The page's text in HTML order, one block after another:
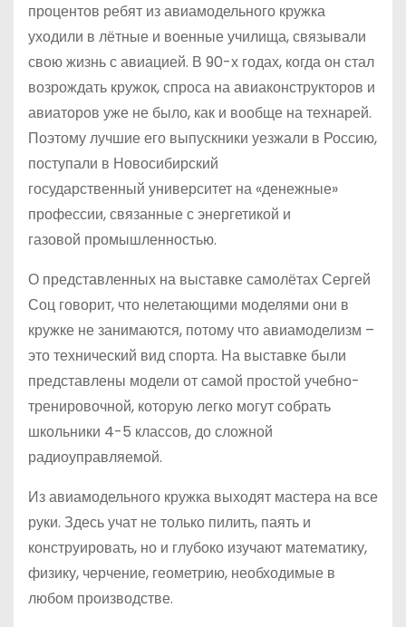
процентов ребят из авиамодельного кружка
уходили в лётные и военные училища, связывали
свою жизнь с авиацией. В 90-х годах, когда он стал
возрождать кружок, спроса на авиаконструкторов и
авиаторов уже не было, как и вообще на технарей.
Поэтому лучшие его выпускники уезжали в Россию,
поступали в Новосибирский
государственный университет на «денежные»
профессии, связанные с энергетикой и
газовой промышленностью.
О представленных на выставке самолётах Сергей
Соц говорит, что нелетающими моделями они в
кружке не занимаются, потому что авиамоделизм –
это технический вид спорта. На выставке были
представлены модели от самой простой учебно-
тренировочной, которую легко могут собрать
школьники 4-5 классов, до сложной
радиоуправляемой.
Из авиамодельного кружка выходят мастера на все
руки. Здесь учат не только пилить, паять и
конструировать, но и глубоко изучают математику,
физику, черчение, геометрию, необходимые в
любом производстве.